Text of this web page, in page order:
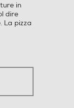
in
dire
La pizza